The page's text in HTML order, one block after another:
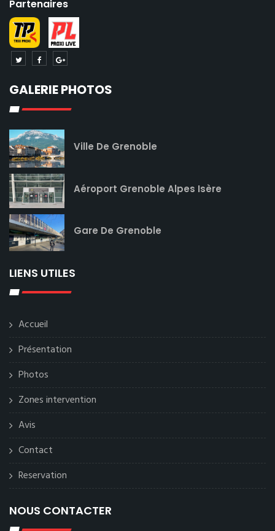
Partenaires
GALERIE PHOTOS
Ville De Grenoble
Aéroport Grenoble Alpes Isère
Gare De Grenoble
LIENS UTILES
Accueil
Présentation
Photos
Zones intervention
Avis
Contact
Reservation
NOUS CONTACTER